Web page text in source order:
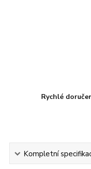
Rychlé
Kompletní